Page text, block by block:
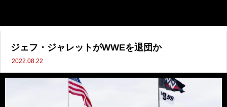
ジェフ・ジャレットがWWEを退団か
2022.08.22